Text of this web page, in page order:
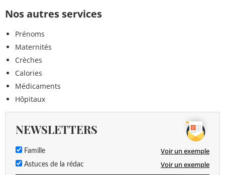
Nos autres services
Prénoms
Maternités
Crèches
Calories
Médicaments
Hôpitaux
NEWSLETTERS
Famille Voir un exemple
Astuces de la rédac Voir un exemple